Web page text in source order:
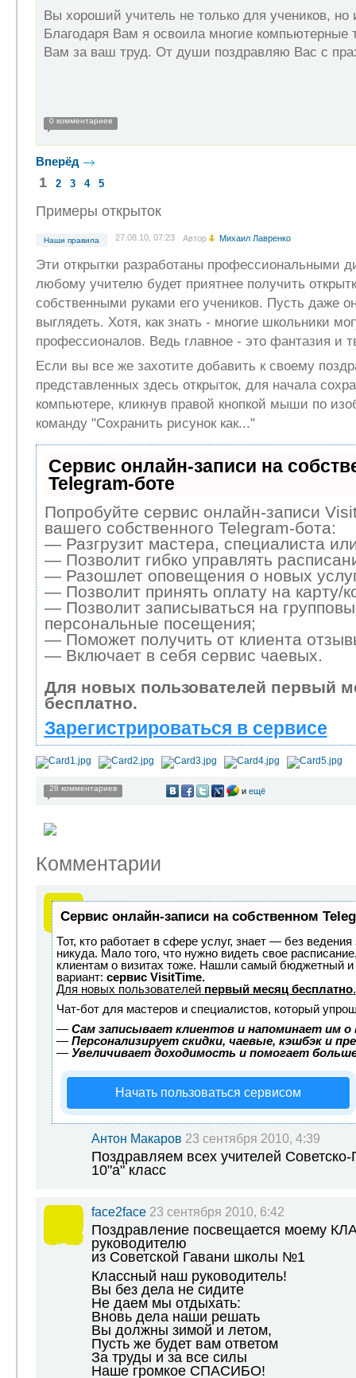
Вы хороший учитель не только для учеников, но
Благодаря Вам я освоила многие компьютерные
Вам за ваш труд. От души поздравляю Вас с
0 комментариев
Вперёд
1 2 3 4 5
Примеры открыток
Наши правила 27.08.10, 07:23 Автор Михаил Лавренко
Эти открытки разработаны профессиональными
любому учителю будет приятнее получить
собственными руками его учеников. Пусть даже
выглядеть. Хотя, как знать - многие школьники
профессионалов. Ведь главное - это фантазия и
Если вы все же захотите добавить к своему
представленных здесь открыток, для начала
компьютере, кликнув правой кнопкой мыши по
команду "Сохранить рисунок как..."
Сервис онлайн-записи на
Telegram-боте
Попробуйте сервис онлайн-записи
вашего собственного Telegram-бота:
— Разгрузит мастера, специалиста
— Позволит гибко управлять
— Разошлет оповещения о новых
— Позволит принять оплату на карту/
— Позволит записываться на
персональные посещения;
— Поможет получить от клиента
— Включает в себя сервис чаевых.
Для новых пользователей первый
бесплатно.
Зарегистрироваться в сервисе
28 комментариев и ещё
Комментарии
Сервис онлайн-записи на собственном
Тот, кто работает в сфере услуг, знает — без ведения
никуда. Мало того, что нужно видеть свое
клиентам о визитах тоже. Нашли самый бюджетный
вариант: сервис VisitTime.
Для новых пользователей первый месяц бесплатно.
Чат-бот для мастеров и специалистов, который
— Сам записывает клиентов и напоминает им о
— Персонализирует скидки, чаевые, кэшбэк и
— Увеличивает доходимость и помогает
Начать пользоваться сервисом
Антон Макаров 23 сентября 2010, 4:39
Поздравляем всех учителей Советско-
10"а" класс
face2face 23 сентября 2010, 6:42
Поздравление посвещается моему
руководителю
из Советской Гавани школы №1
Классный наш руководитель!
Вы без дела не сидите
Не даем мы отдыхать:
Вновь дела наши решать
Вы должны зимой и летом,
Пусть же будет вам ответом
За труды и за все силы
Наше громкое СПАСИБО!